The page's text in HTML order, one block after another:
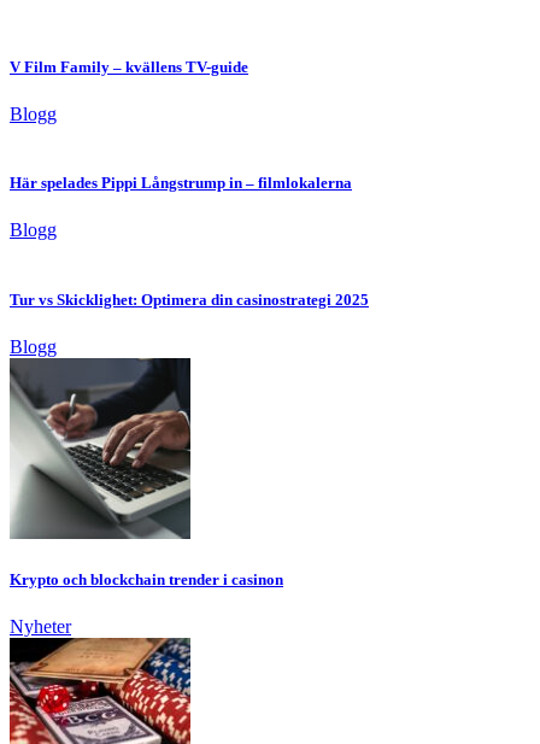
V Film Family – kvällens TV-guide
Blogg
Här spelades Pippi Långstrump in – filmlokalerna
Blogg
Tur vs Skicklighet: Optimera din casinostrategi 2025
Blogg
Krypto och blockchain trender i casinon
Nyheter